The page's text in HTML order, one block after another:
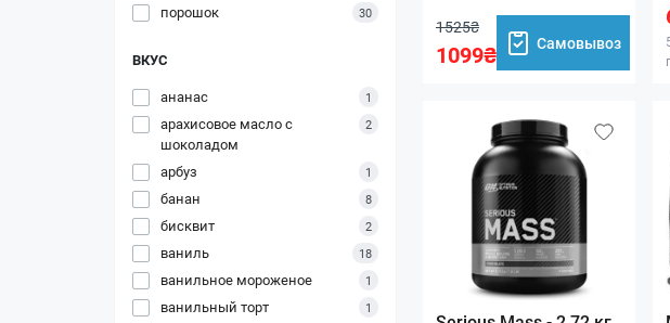
порошок
30
ВКУС
ананас
1
арахисовое масло с
шоколадом
2
арбуз 1
банан 8
бисквит 2
ваниль 18
ванильное мороженое 1
ванильный торт 1
1525₴
1099₴ Самовывоз